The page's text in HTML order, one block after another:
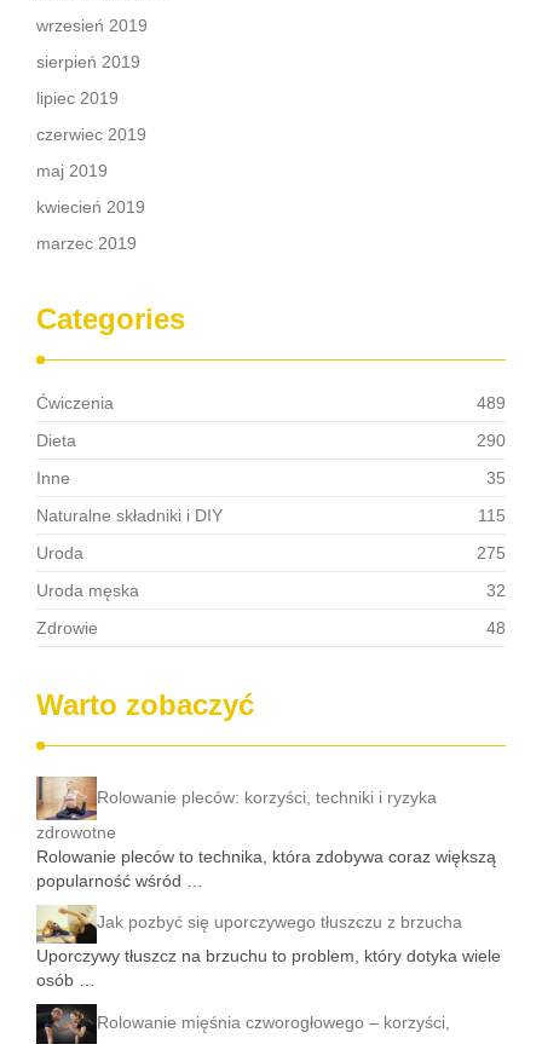
wrzesień 2019
sierpień 2019
lipiec 2019
czerwiec 2019
maj 2019
kwiecień 2019
marzec 2019
Categories
Ćwiczenia
489
Dieta
290
Inne
35
Naturalne składniki i DIY
115
Uroda
275
Uroda męska
32
Zdrowie
48
Warto zobaczyć
Rolowanie pleców: korzyści, techniki i ryzyka
zdrowotne
Rolowanie pleców to technika, która zdobywa coraz większą
popularność wśród …
Jak pozbyć się uporczywego tłuszczu z brzucha
Uporczywy tłuszcz na brzuchu to problem, który dotyka wiele
osób …
Rolowanie mięśnia czworogłowego – korzyści,